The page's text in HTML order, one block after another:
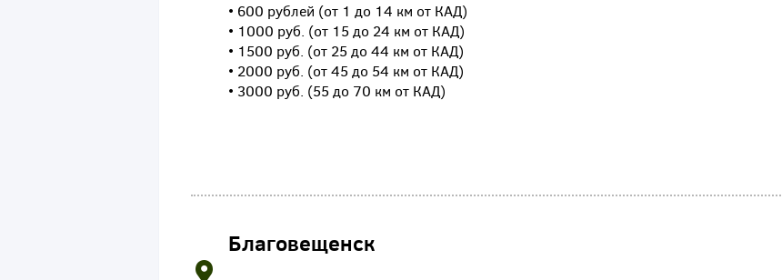
• 600 рублей (от 1 до 14 км от КАД)
• 1000 руб. (от 15 до 24 км от КАД)
• 1500 руб. (от 25 до 44 км от КАД)
• 2000 руб. (от 45 до 54 км от КАД)
• 3000 руб. (55 до 70 км от КАД)
Благовещенск